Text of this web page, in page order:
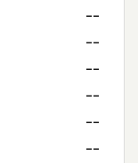
--
--
--
--
--
--